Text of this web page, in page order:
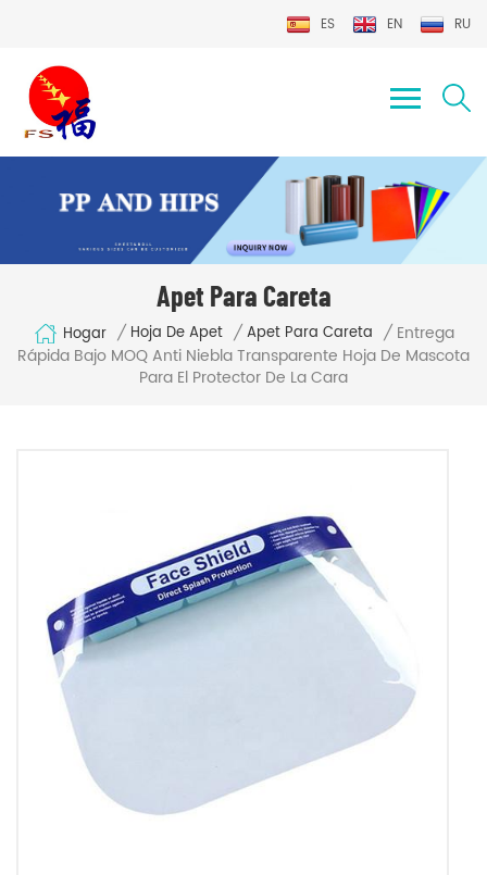
ES EN RU
Apet Para Careta
Hogar / Hoja De Apet / Apet Para Careta / Entrega
Rápida Bajo MOQ Anti Niebla Transparente Hoja De Mascota
Para El Protector De La Cara